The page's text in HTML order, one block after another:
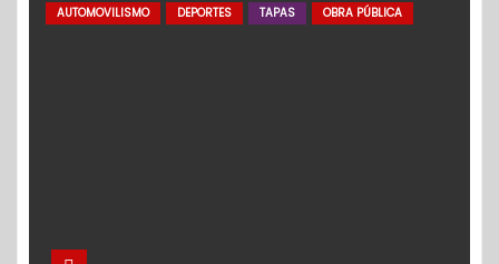
AUTOMOVILISMO DEPORTES TAPAS OBRA PÚBLICA